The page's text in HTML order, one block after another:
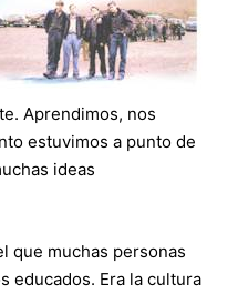
Aprendimos, nos
estuvimos a punto de
ideas
que muchas personas
educados. Era la cultura